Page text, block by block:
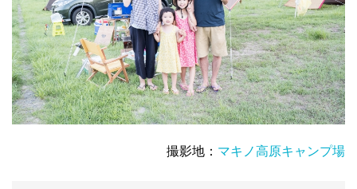
撮影地： マキノ高原キャンプ場